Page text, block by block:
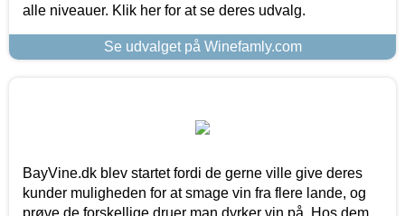
alle niveauer. Klik her for at se deres udvalg.
Se udvalget på Winefamly.com
BayVine.dk blev startet fordi de gerne ville give deres
kunder muligheden for at smage vin fra flere lande, og
prøve de forskellige druer man dyrker vin på. Hos dem